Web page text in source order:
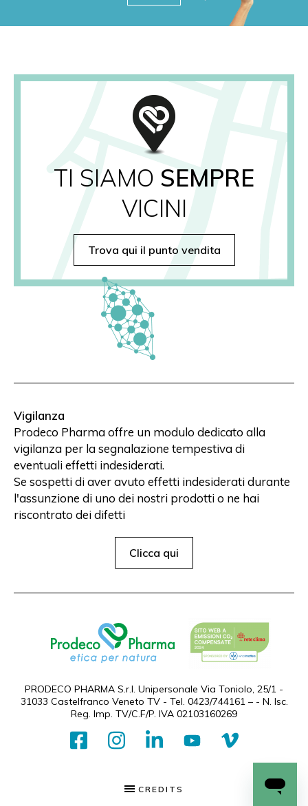
TI SIAMO SEMPRE
VICINI
Trova qui il punto vendita
Vigilanza
Prodeco Pharma offre un modulo dedicato alla
vigilanza per la segnalazione tempestiva di
eventuali effetti indesiderati.
Se sospetti di aver avuto effetti indesiderati durante
l'assunzione di uno dei nostri prodotti o ne hai
riscontrato dei difetti
Clicca qui
PRODECO PHARMA S.r.l. Unipersonale Via Toniolo, 25/1 -
31033 Castelfranco Veneto TV - Tel. 0423/744161– - N. Isc.
Reg. Imp. TV/C.F/P. IVA 02103160269
CREDITS